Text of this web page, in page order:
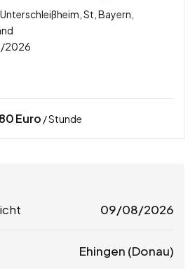
St, Bayern,
2026
Euro / Stunde
09/08/2026
Ehingen (Donau)